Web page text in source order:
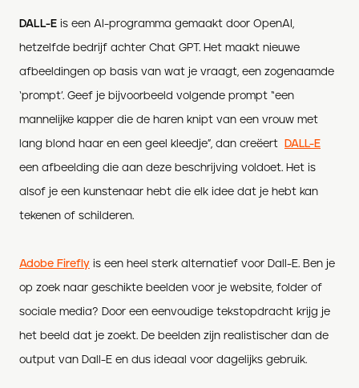
DALL-E is een AI-programma gemaakt door OpenAI,
hetzelfde bedrijf achter Chat GPT. Het maakt nieuwe
afbeeldingen op basis van wat je vraagt, een zogenaamde
‘prompt’. Geef je bijvoorbeeld volgende prompt “een
mannelijke kapper die de haren knipt van een vrouw met
lang blond haar en een geel kleedje”, dan creëert DALL-E
een afbeelding die aan deze beschrijving voldoet. Het is
alsof je een kunstenaar hebt die elk idee dat je hebt kan
tekenen of schilderen.
Adobe Firefly is een heel sterk alternatief voor Dall-E. Ben je
op zoek naar geschikte beelden voor je website, folder of
sociale media? Door een eenvoudige tekstopdracht krijg je
het beeld dat je zoekt. De beelden zijn realistischer dan de
output van Dall-E en dus ideaal voor dagelijks gebruik.